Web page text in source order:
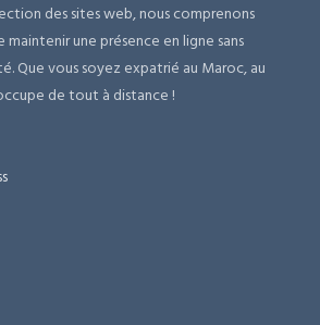
des sites web, nous comprenons
une présence en ligne sans
Que vous soyez expatrié au Maroc, au
de tout à distance !